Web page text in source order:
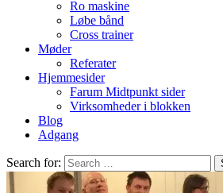
Ro maskine
Løbe bånd
Cross trainer
Møder
Referater
Hjemmesider
Farum Midtpunkt sider
Virksomheder i blokken
Blog
Adgang
Search for: